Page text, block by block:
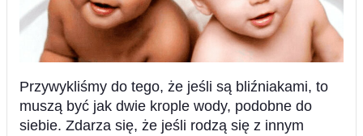
Przywykliśmy do tego, że jeśli są bliźniakami, to
muszą być jak dwie krople wody, podobne do
siebie. Zdarza się, że jeśli rodzą się z innym